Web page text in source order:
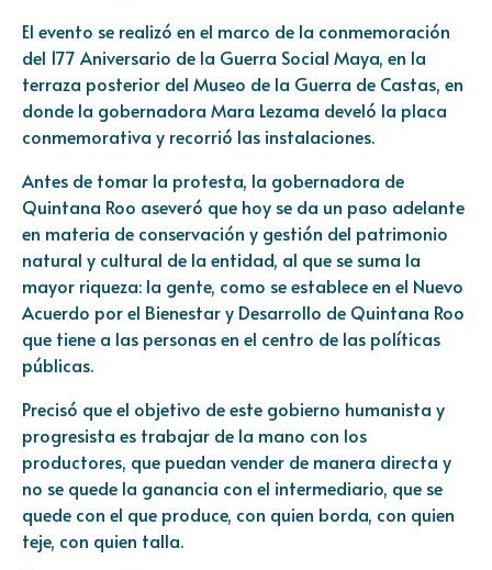
El evento se realizó en el marco de la conmemoración
del 177 Aniversario de la Guerra Social Maya, en la
terraza posterior del Museo de la Guerra de Castas, en
donde la gobernadora Mara Lezama develó la placa
conmemorativa y recorrió las instalaciones.
Antes de tomar la protesta, la gobernadora de
Quintana Roo aseveró que hoy se da un paso adelante
en materia de conservación y gestión del patrimonio
natural y cultural de la entidad, al que se suma la
mayor riqueza: la gente, como se establece en el Nuevo
Acuerdo por el Bienestar y Desarrollo de Quintana Roo
que tiene a las personas en el centro de las políticas
públicas.
Precisó que el objetivo de este gobierno humanista y
progresista es trabajar de la mano con los
productores, que puedan vender de manera directa y
no se quede la ganancia con el intermediario, que se
quede con el que produce, con quien borda, con quien
teje, con quien talla.